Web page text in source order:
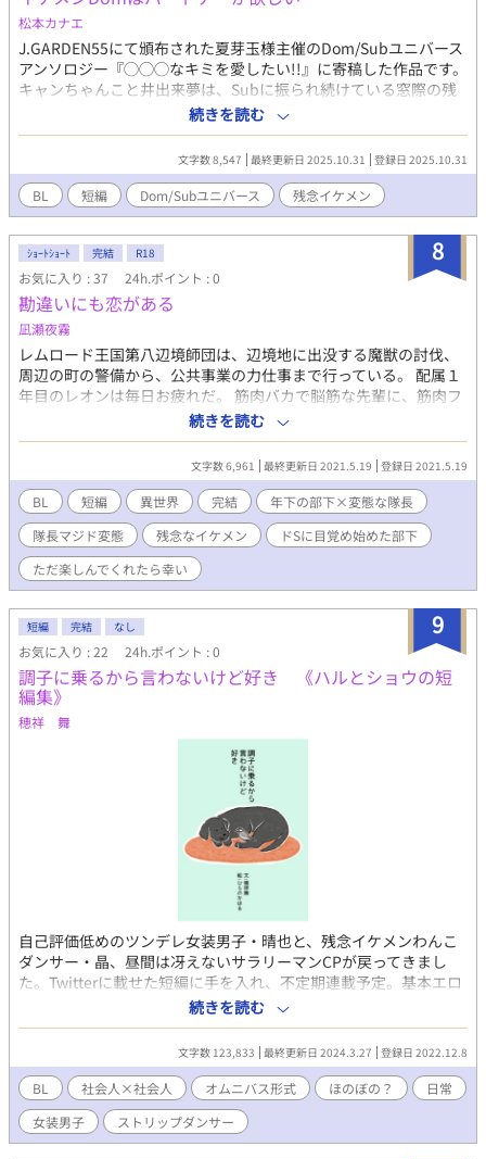
ふれる異世界あるあるなのか、オレのいた世界と微妙に常識が違
う。 一目惚れをしたと言い張る、イケメンだが思い込みの激し
い残念な王太子がぐいぐいオレに迫ってくる。 オレの世話をす
る優秀な小姓や、男前で紳士な護衛騎士、めちゃくちゃ強い令嬢
と、元いた世界のポンコツ女神とこっちの世界の肉食女神、男の
子でオレを襲う気満々な聖女様。日を追うごとになにやら癖の強
い人物が加わり、拘束引きこもり生活はだんだんと騒々しくなっ
ていく。 多夫多妻が一般的なこの世界で、王太子の恋を応援す
る周囲の空気にのまれつつも、男前な護衛騎士が少し気になる魔
王。元の世界に取り残されて、放置状態の勇者はどうなった？
運悪く召喚されてしまった恋愛に臆病な魔王の、異世界勘違い災
難ラブライフです。 全体的に軽めな展開。会話で男性妊娠に触
れることがありますが、会話だけです。
松本カナエ
J.GARDEN55にて頒布された夏芽玉様主催のDom/Subユニバース
アンソロジー『◯◯◯なキミを愛したい!!』に寄稿した作品です。
キャンちゃんこと井出来夢は、Subに振られ続けている窓際の残
念なイケメンDom。ある日、バーでマスターに愚痴っていると、
飛び込んできたSub、小関くんにプレイしようと言われる。奥の
部屋に連れ込まれて、そこで、初めてDomとしての喜びを感 じた
キャンちゃんと、キャンちゃんに優しくされた小関くんは⋯⋯ ※
あまり激しくありません。
続きを読む
文字数 8,547 最終更新日 2025.10.31 登録日 2025.10.31
BL 短編 Dom/Subユニバース 残念イケメン
8
ｼｮｰﾄｼｮｰﾄ 完結 R18
お気に入り : 37 24h.ポイント : 0
勘違いにも恋がある
凪瀬夜霧
レムロード王国第八辺境師団は、辺境地に出没する魔獣の討伐、
周辺の町の警備から、公共事業の力仕事まで行っている。 配属１
年目のレオンは毎日お疲れだ。 筋肉バカで脳筋な先輩に、筋肉フ
ェチな先輩。までならまだ許容範囲。 問題は隊長の困った性癖に
あった。 変態性が個性的な残念イケメン達に翻弄されるレオン
の、愛あるツッコミBL小説です。 そういうレオンもしっかり無自
覚な変態ですが。 あなたのBL本診断
（https://shindanmaker.com/670596）の診断結果をお借りしま
した。 本のタイトル「勘違いにも恋がある」 本の帯「どこに出し
ても恥ずかしい変態」ｗｗ この帯に恥じない変態を目指して書き
ました！
続きを読む
文字数 6,961 最終更新日 2021.5.19 登録日 2021.5.19
BL 短編 異世界 完結
年下の部下×変態な隊長
隊長マジド変態
残念なイケメン
ドSに目覚め始めた部下
ただ楽しんでくれたら幸い
9
短編 完結 なし
お気に入り : 22 24h.ポイント : 0
調子に乗るから言わないけど好き 《ハルとショウの短
編集》
穂祥 舞
自己評価低めのツンデレ女装男子・晴也と、残念イケメンわんこ
ダンサー・晶、昼間は冴えないサラリーマンCPが戻ってきまし
た。Twitterに載せた短編に手を入れ、不定期連載予定。基本エロ
無しです。本編『夜は異世界で舞う』を未読でもお楽しみいただ
けるように構成します。 桜文鳥（晴也）と黒ラブラドール（晶）
の表紙絵は、ひらのかほる様
https://www.instagram.com/kaoru_hirano/ にお願いしました！
結構仲良くやっている2人のイメージで描いていただきました。あ
りがとうございます！ ※無断転載・自作発言等、ひらの様の著
作権を侵害する行為はおやめください※ ☆エブリスタにも連載し
ています。
続きを読む
文字数 123,833 最終更新日 2024.3.27 登録日 2022.12.8
BL 社会人×社会人 オムニバス形式 ほのぼの？
日常
女装男子
ストリップダンサー